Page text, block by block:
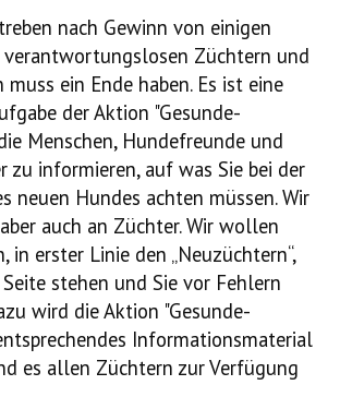
nach Gewinn von einigen
Züchtern und
muss ein Ende haben. Es ist eine
der Aktion "Gesunde-
Menschen, Hundefreunde und
zu informieren, auf was Sie bei der
neuen Hundes achten müssen. Wir
auch an Züchter. Wir wollen
in erster Linie den „Neuzüchtern“,
stehen und Sie vor Fehlern
wird die Aktion "Gesunde-
Informationsmaterial
es allen Züchtern zur Verfügung